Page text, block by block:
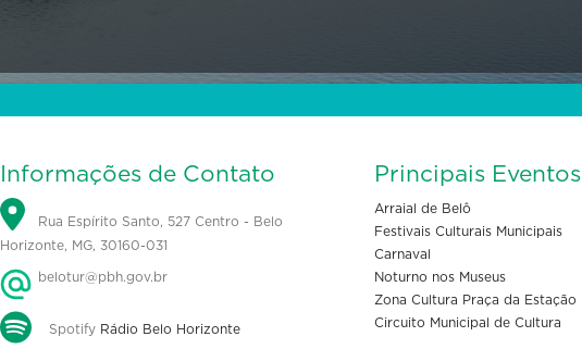
Informações de Contato
Rua Espírito Santo, 527 Centro - Belo
Horizonte, MG, 30160-031
belotur@pbh.gov.br
Spotify Rádio Belo Horizonte
Principais Eventos
Arraial de Belô
Festivais Culturais Municipais
Carnaval
Noturno nos Museus
Zona Cultura Praça da Estação
Circuito Municipal de Cultura